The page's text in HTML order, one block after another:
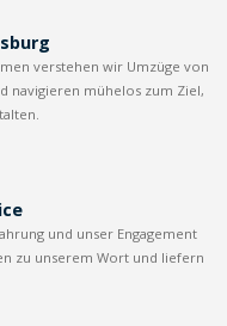
verstehen wir Umzüge von
navigieren mühelos zum Ziel,
und unser Engagement
zu unserem Wort und liefern